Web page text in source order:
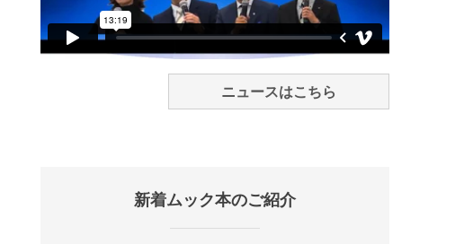
ニュースはこちら
新着ムック本のご紹介